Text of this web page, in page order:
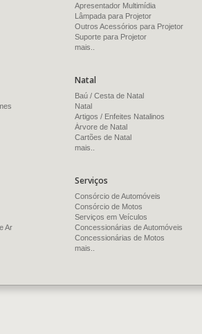
Apresentador Multimídia
Lâmpada para Projetor
Outros Acessórios para Projetor
Suporte para Projetor
mais..
Natal
Baú / Cesta de Natal
Natal
Artigos / Enfeites Natalinos
Árvore de Natal
Cartões de Natal
mais..
Ar
Serviços
Consórcio de Automóveis
Consórcio de Motos
Serviços em Veículos
Concessionárias de Automóveis
Concessionárias de Motos
mais..